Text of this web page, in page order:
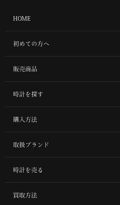
HOME
初めての方へ
販売商品
時計を探す
購入方法
取扱ブランド
時計を売る
買取方法